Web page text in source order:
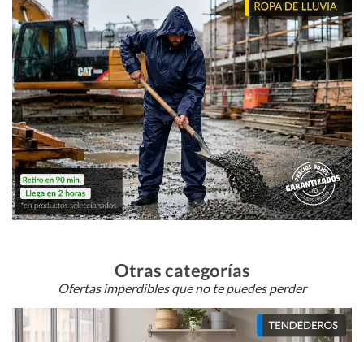
Otras categorías
Ofertas imperdibles que no te puedes perder